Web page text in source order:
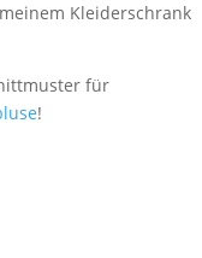
Kleiderschrank
für
!